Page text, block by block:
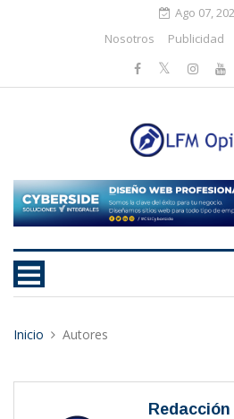
Ago 07,
Nosotros
Publicidad
Inicio Autores